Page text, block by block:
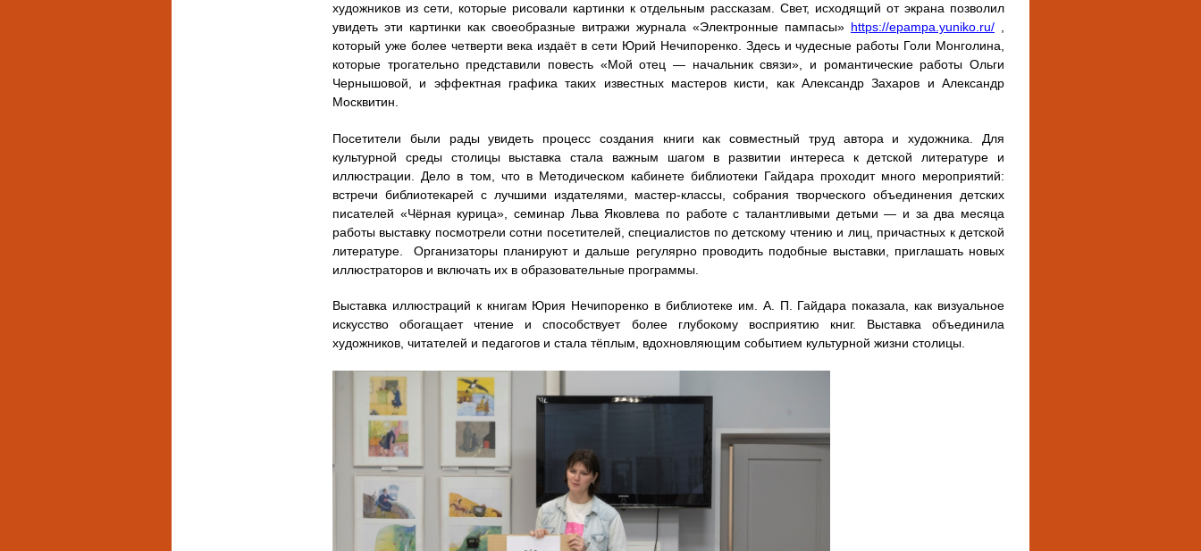
художников из сети, которые рисовали картинки к отдельным рассказам. Свет, исходящий от экрана позволил
увидеть эти картинки как своеобразные витражи журнала «Электронные пампасы» https://epampa.yuniko.ru/
который уже более четверти века издаёт в сети Юрий Нечипоренко. Здесь и чудесные работы Голи Монголина,
которые трогательно представили повесть «Мой отец — начальник связи», и романтические работы Ольги
Чернышовой, и эффектная графика таких известных мастеров кисти, как Александр Захаров и Александр
Москвитин.
Посетители были рады увидеть процесс создания книги как совместный труд автора и художника. Для
культурной среды столицы выставка стала важным шагом в развитии интереса к детской литературе и
иллюстрации. Дело в том, что в Методическом кабинете библиотеки Гайдара проходит много мероприятий:
встречи библиотекарей с лучшими издателями, мастер-классы, собрания творческого объединения детских
писателей «Чёрная курица», семинар Льва Яковлева по работе с талантливыми детьми — и за два месяца
работы выставку посмотрели сотни посетителей, специалистов по детскому чтению и лиц, причастных к детской
литературе. Организаторы планируют и дальше регулярно проводить подобные выставки, приглашать новых
иллюстраторов и включать их в образовательные программы.
Выставка иллюстраций к книгам Юрия Нечипоренко в библиотеке им. А. П. Гайдара показала, как визуальное
искусство обогащает чтение и способствует более глубокому восприятию книг. Выставка объединила
художников, читателей и педагогов и стала тёплым, вдохновляющим событием культурной жизни столицы.